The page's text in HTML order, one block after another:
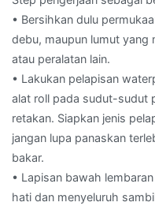
• Bersihkan dulu
debu, maupun lumut yang
atau peralatan lain.
• Lakukan pelapisan
alat roll pada sudut-sudut
retakan. Siapkan jenis
jangan lupa panaskan
bakar.
• Lapisan bawah
hati dan menyeluruh